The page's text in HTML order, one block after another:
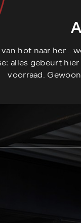
hot naar her…
alles gebeurt
voorraad.